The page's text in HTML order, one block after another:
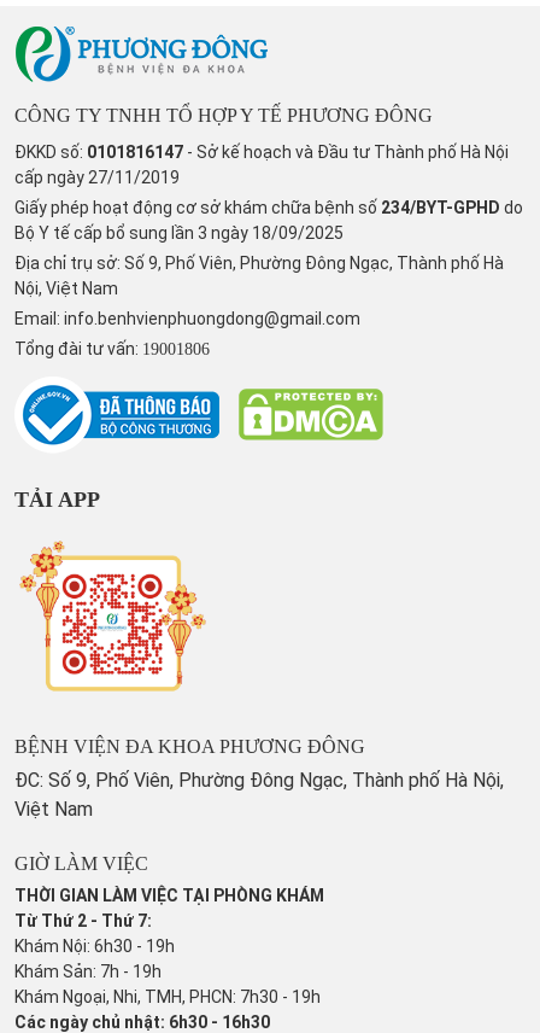
CÔNG TY TNHH TỔ HỢP Y TẾ PHƯƠNG ĐÔNG
ĐKKD số: 0101816147 - Sở kế hoạch và Đầu tư Thành phố Hà Nội
cấp ngày 27/11/2019
Giấy phép hoạt động cơ sở khám chữa bệnh số 234/BYT-GPHD do
Bộ Y tế cấp bổ sung lần 3 ngày 18/09/2025
Địa chỉ trụ sở: Số 9, Phố Viên, Phường Đông Ngạc, Thành phố Hà
Nội, Việt Nam
Email: info.benhvienphuongdong@gmail.com
Tổng đài tư vấn: 19001806
TẢI APP
BỆNH VIỆN ĐA KHOA PHƯƠNG ĐÔNG
ĐC: Số 9, Phố Viên, Phường Đông Ngạc, Thành phố Hà Nội,
Việt Nam
GIỜ LÀM VIỆC
THỜI GIAN LÀM VIỆC TẠI PHÒNG KHÁM
Từ Thứ 2 - Thứ 7:
Khám Nội: 6h30 - 19h
Khám Sản: 7h - 19h
Khám Ngoại, Nhi, TMH, PHCN: 7h30 - 19h
Các ngày chủ nhật: 6h30 - 16h30